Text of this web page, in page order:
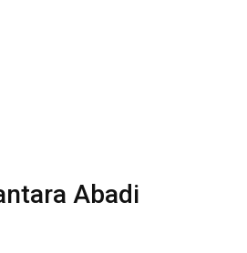
Abadi